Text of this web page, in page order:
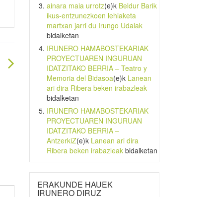
ainara maia urrotz(e)k Beldur Barik
ikus-entzunezkoen lehiaketa
martxan jarri du Irungo Udalak
bidalketan
IRUNERO HAMABOSTEKARIAK
PROYECTUAREN INGURUAN
IDATZITAKO BERRIA – Teatro y
Memoria del Bidasoa(e)k Lanean
ari dira Ribera beken irabazleak
bidalketan
IRUNERO HAMABOSTEKARIAK
PROYECTUAREN INGURUAN
IDATZITAKO BERRIA –
AntzerkiZ(e)k Lanean ari dira
Ribera beken irabazleakbidalketan
ERAKUNDE HAUEK
IRUNERO DIRUZ